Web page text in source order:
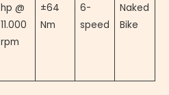
hp @
11.000
rpm
±64
Nm
6-
speed
Naked
Bike